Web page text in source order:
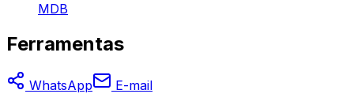
MDB
Ferramentas
WhatsApp
E-mail